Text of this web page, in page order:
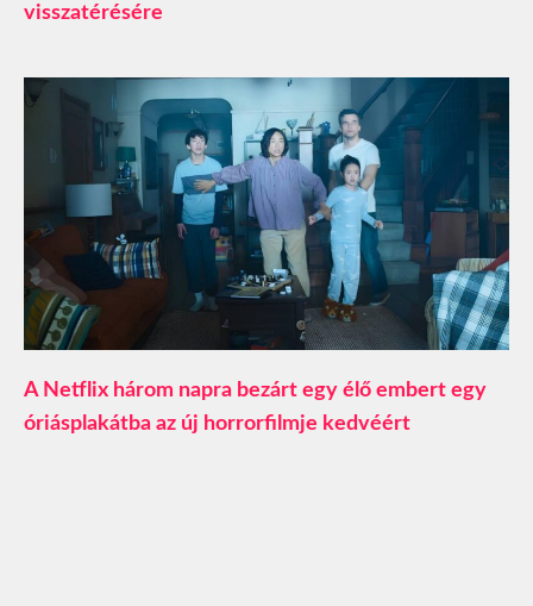
visszatérésére
A Netflix három napra bezárt egy élő embert egy
óriásplakátba az új horrorfilmje kedvéért